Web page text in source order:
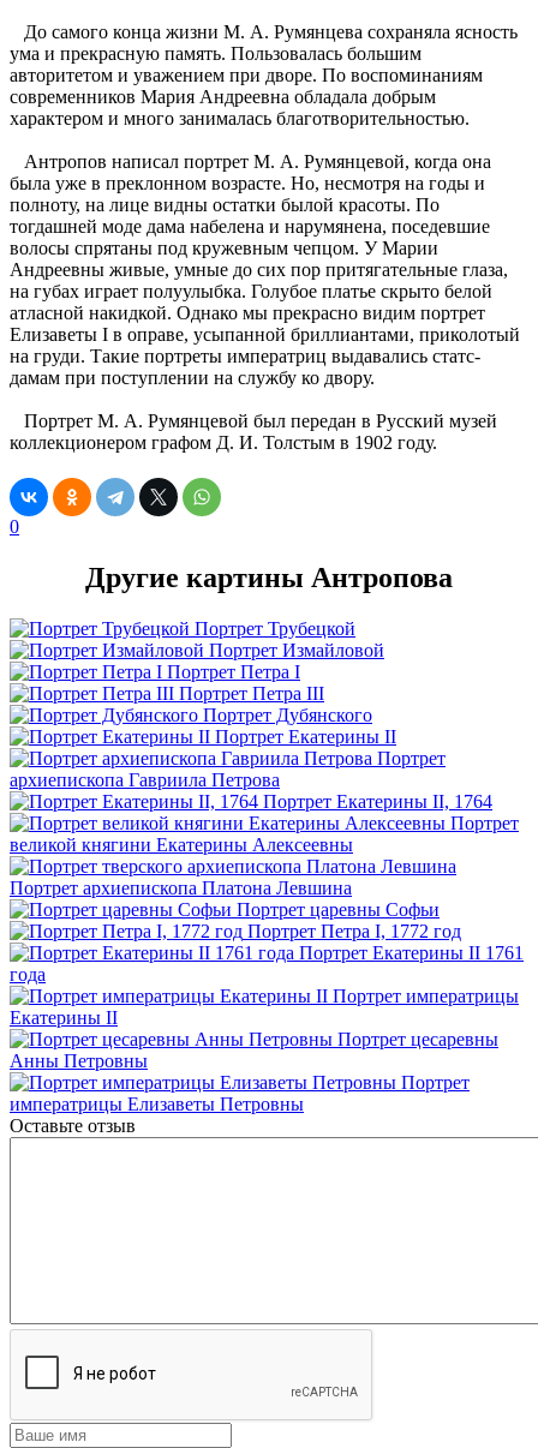
До самого конца жизни М. А. Румянцева сохраняла ясность
ума и прекрасную память. Пользовалась большим
авторитетом и уважением при дворе. По воспоминаниям
современников Мария Андреевна обладала добрым
характером и много занималась благотворительностью.
Антропов написал портрет М. А. Румянцевой, когда она
была уже в преклонном возрасте. Но, несмотря на годы и
полноту, на лице видны остатки былой красоты. По
тогдашней моде дама набелена и нарумянена, поседевшие
волосы спрятаны под кружевным чепцом. У Марии
Андреевны живые, умные до сих пор притягательные глаза,
на губах играет полуулыбка. Голубое платье скрыто белой
атласной накидкой. Однако мы прекрасно видим портрет
Елизаветы I в оправе, усыпанной бриллиантами, приколотый
на груди. Такие портреты императриц выдавались статс-
дамам при поступлении на службу ко двору.
Портрет М. А. Румянцевой был передан в Русский музей
коллекционером графом Д. И. Толстым в 1902 году.
0
Другие картины Антропова
Портрет Трубецкой
Портрет Измайловой
Портрет Петра I
Портрет Петра III
Портрет Дубянского
Портрет Екатерины II
Портрет
архиепископа Гавриила Петрова
Портрет Екатерины II, 1764
Портрет
великой княгини Екатерины Алексеевны
Портрет архиепископа Платона Левшина
Портрет царевны Софьи
Портрет Петра I, 1772 год
Портрет Екатерины II 1761
года
Портрет императрицы
Екатерины II
Портрет цесаревны
Анны Петровны
Портрет
императрицы Елизаветы Петровны
Оставьте отзыв